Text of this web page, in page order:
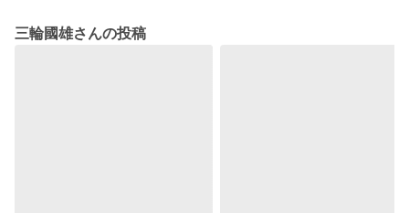
三輪國雄さんの投稿